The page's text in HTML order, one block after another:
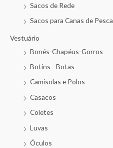
Sacos de Rede
Sacos para Canas de Pesca
Vestuário
Bonés-Chapéus-Gorros
Botins - Botas
Camisolas e Polos
Casacos
Coletes
Luvas
Óculos